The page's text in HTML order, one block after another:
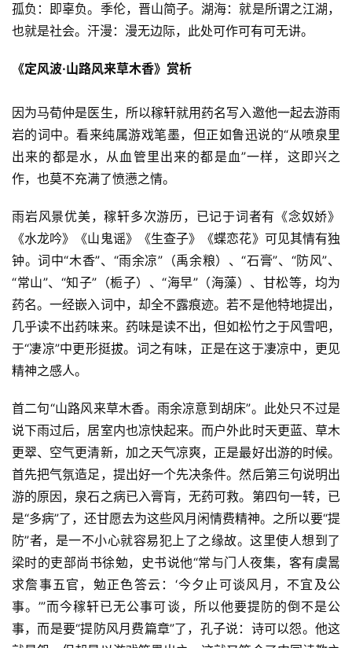
孤负：即辜负。季伦，晋山简子。湖海：就是所谓之江湖，
也就是社会。汗漫：漫无边际，此处可作可有可无讲。
《定风波·山路风来草木香》赏析
因为马荀仲是医生，所以稼轩就用药名写入邀他一起去游雨
岩的词中。看来纯属游戏笔墨，但正如鲁迅说的“从喷泉里
出来的都是水，从血管里出来的都是血”一样，这即兴之
作，也莫不充满了愤懑之情。
雨岩风景优美，稼轩多次游历，已记于词者有《念奴娇》
《水龙吟》《山鬼谣》《生查子》《蝶恋花》可见其情有独
钟。词中“木香”、“雨余凉”（禹余粮）、“石膏”、“防风”、
“常山”、“知子”（栀子）、“海早”（海藻）、甘松等，均为
药名。一经嵌入词中，却全不露痕迹。若不是他特地提出，
几乎读不出药味来。药味是读不出，但如松竹之于风雪吧，
于“凄凉”中更形挺拔。词之有味，正是在这于凄凉中，更见
精神之感人。
首二句“山路风来草木香。雨余凉意到胡床”。此处只不过是
说下雨过后，居室内也凉快起来。而户外此时天更蓝、草木
更翠、空气更清新，加之天气凉爽，正是最好出游的时候。
首先把气氛造足，提出好一个先决条件。然后第三句说明出
游的原因，泉石之病已入膏肓，无药可救。第四句一转，已
是“多病”了，还甘愿去为这些风月闲情费精神。之所以要“提
防”者，是一不小心就容易犯上了之缘故。这里使人想到了
梁时的吏部尚书徐勉，史书说他“常与门人夜集，客有虞暠
求詹事五官，勉正色答云：‘今夕止可谈风月，不宜及公
事。’”而今稼轩已无公事可谈，所以他要提防的倒不是公
事，而是要“提防风月费篇章”了，孔子说：诗可以怨。他这